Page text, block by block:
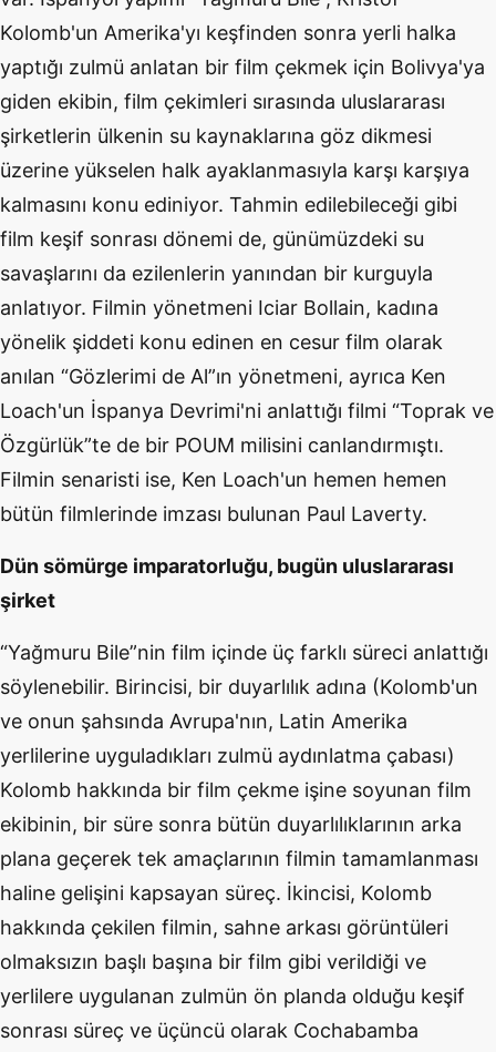
Kolomb'un Amerika'yı keşfinden sonra yerli halka
yaptığı zulmü anlatan bir film çekmek için Bolivya'ya
giden ekibin, film çekimleri sırasında uluslararası
şirketlerin ülkenin su kaynaklarına göz dikmesi
üzerine yükselen halk ayaklanmasıyla karşı karşıya
kalmasını konu ediniyor. Tahmin edilebileceği gibi
film keşif sonrası dönemi de, günümüzdeki su
savaşlarını da ezilenlerin yanından bir kurguyla
anlatıyor. Filmin yönetmeni Iciar Bollain, kadına
yönelik şiddeti konu edinen en cesur film olarak
anılan “Gözlerimi de Al”ın yönetmeni, ayrıca Ken
Loach'un İspanya Devrimi'ni anlattığı filmi “Toprak ve
Özgürlük”te de bir POUM milisini canlandırmıştı.
Filmin senaristi ise, Ken Loach'un hemen hemen
bütün filmlerinde imzası bulunan Paul Laverty.
Dün sömürge imparatorluğu, bugün uluslararası
şirket
“Yağmuru Bile”nin film içinde üç farklı süreci anlattığı
söylenebilir. Birincisi, bir duyarlılık adına (Kolomb'un
ve onun şahsında Avrupa'nın, Latin Amerika
yerlilerine uyguladıkları zulmü aydınlatma çabası)
Kolomb hakkında bir film çekme işine soyunan film
ekibinin, bir süre sonra bütün duyarlılıklarının arka
plana geçerek tek amaçlarının filmin tamamlanması
haline gelişini kapsayan süreç. İkincisi, Kolomb
hakkında çekilen filmin, sahne arkası görüntüleri
olmaksızın başlı başına bir film gibi verildiği ve
yerlilere uygulanan zulmün ön planda olduğu keşif
sonrası süreç ve üçüncü olarak Cochabamba